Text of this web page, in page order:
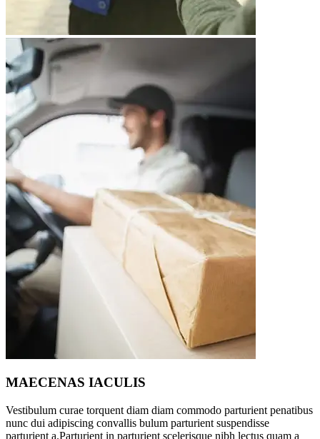
MAECENAS IACULIS
Vestibulum curae torquent diam diam commodo parturient penatibus
nunc dui adipiscing convallis bulum parturient suspendisse
parturient a.Parturient in parturient scelerisque nibh lectus quam a